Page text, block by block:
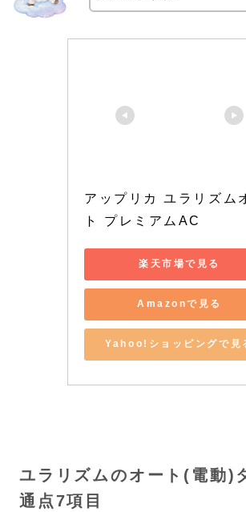
アップリカ ユラリズム
ト プレミアムAC
楽天市場で見る
Amazonで見る
Yahoo!ショッピングで見
ユラリズムのオート(電動)
通点7項目